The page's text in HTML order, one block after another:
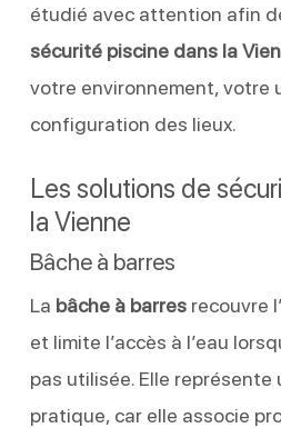
étudié avec attention afin
sécurité piscine dans la
votre environnement, votre
configuration des lieux.
Les solutions de
la Vienne
Bâche à barres
La bâche à barresrecouvre
et limite l’accès à l’eau
pas utilisée. Elle représente
pratique, car elle associe